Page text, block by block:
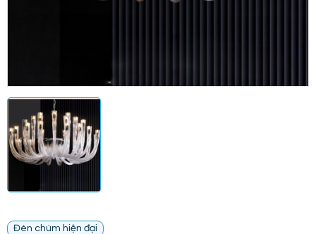
Đèn chùm hiện đại